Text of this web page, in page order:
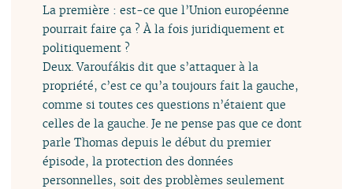
La première : est-ce que l’Union européenne
pourrait faire ça ? À la fois juridiquement et
politiquement ?
Deux. Varoufákis dit que s’attaquer à la
propriété, c’est ce qu’a toujours fait la gauche,
comme si toutes ces questions n’étaient que
celles de la gauche. Je ne pense pas que ce dont
parle Thomas depuis le début du premier
épisode, la protection des données
personnelles, soit des problèmes seulement